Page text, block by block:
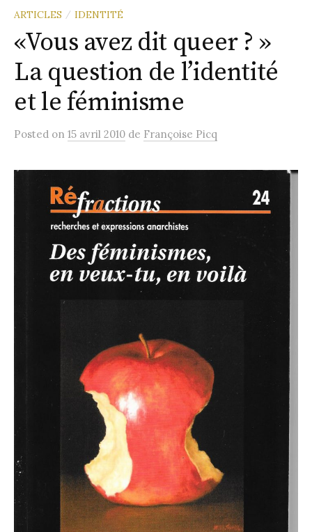
ARTICLES / IDENTITÉ
«Vous avez dit queer ? »
La question de l’identité
et le féminisme
Posted on 15 avril 2010 de Françoise Picq